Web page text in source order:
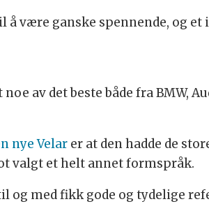
å være ganske spennende, og
av det beste både fra BMW,
nye Velar er at den hadde de
valgt et helt annet formspråk.
og med fikk gode og tydelige